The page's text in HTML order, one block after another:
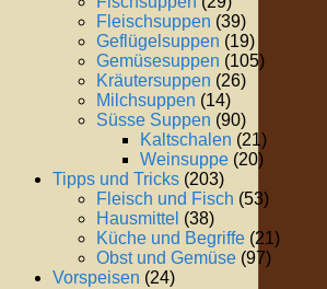
Fleischsuppen (39)
Geflügelsuppen (19)
Gemüsesuppen (105)
Kräutersuppen (26)
Milchsuppen (14)
Süsse Suppen (90)
Kaltschalen (21)
Weinsuppe (20)
Tipps und Tricks (203)
Fleisch und Fisch (53)
Hausmittel (38)
Küche und Begriffe (21)
Obst und Gemüse (97)
Vorspeisen (24)